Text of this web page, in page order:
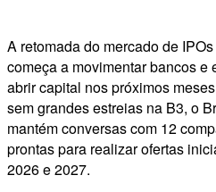
A retomada do mercado de
começa a movimentar bancos e
abrir capital nos próximos
sem grandes estreias na B3, o
mantém conversas com 12
prontas para realizar ofertas
2026 e 2027.